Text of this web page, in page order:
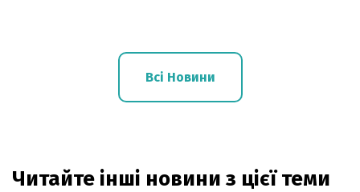
Всі Новини
Читайте інші новини з цієї теми